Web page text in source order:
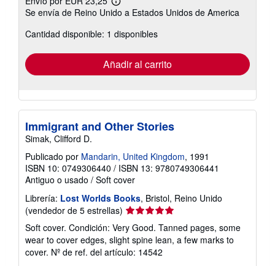
Más
información
las
tarifas
envío
Se envía de Reino Unido a Estados Unidos de America
Cantidad disponible: 1 disponibles
Añadir al carrito
Immigrant and Other Stories
Simak, Clifford D.
Publicado por Mandarin, United Kingdom, 1991
ISBN 10: 0749306440 / ISBN 13: 9780749306441
Antiguo o usado / Soft cover
Librería: Lost Worlds Books, Bristol, Reino Unido
(vendedor de 5 estrellas) Calificación
del
vendedor:
5
de
Soft cover. Condición: Very Good. Tanned pages, some
wear to cover edges, slight spine lean, a few marks to
cover. Nº de ref. del artículo: 14542